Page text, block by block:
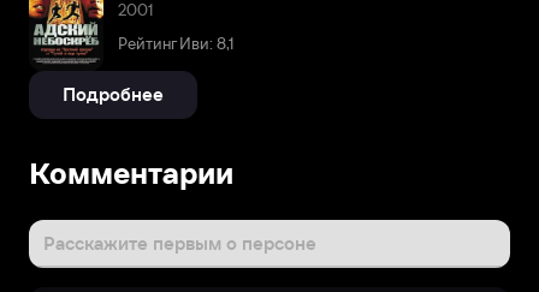
2001
Рейтинг Иви: 8,1
Подробнее
Комментарии
Расскажите первым о персоне